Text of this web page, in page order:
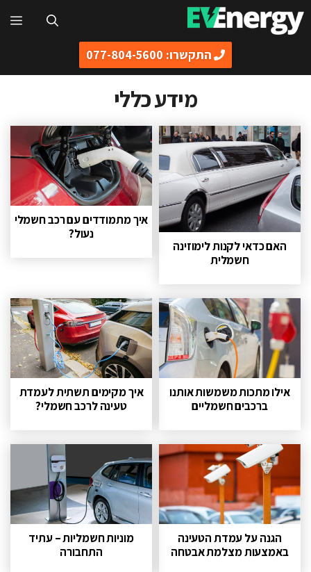
לדלג
לתוכן
התקשרו: 077-804-5600
מידע כללי
האם כדאי לקנות לימוזינה
חשמלית
איך מתמודדים עם רכב חשמלי
נעול?
אילו מתכות משמשות אותנו
ברכבים חשמליים
איך מקימים תשתית לעמדת
טעינה לרכב חשמלי?
הגנה על עמדת הטעינה
באמצעות מצלמת אבטחה
מוניות חשמליות – עתיד
התחבורה